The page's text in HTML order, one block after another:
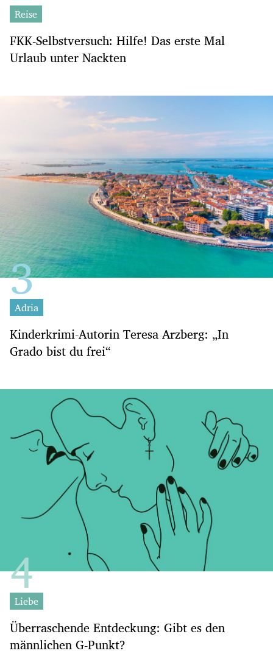
Reise
FKK-Selbstversuch: Hilfe! Das erste Mal
Urlaub unter Nackten
Adria
Kinderkrimi-Autorin Teresa Arzberg: „In
Grado bist du frei“
Liebe
Überraschende Entdeckung: Gibt es den
männlichen G-Punkt?